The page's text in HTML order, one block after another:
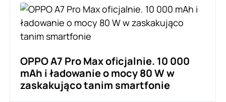
OPPO A7 Pro Max oficjalnie. 10 000
mAh i ładowanie o mocy 80 W w
zaskakująco tanim smartfonie